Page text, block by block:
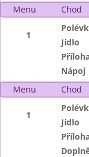
Menu
Chod
1
Jídlo
Nápoj
Menu
Chod
1
Jídlo